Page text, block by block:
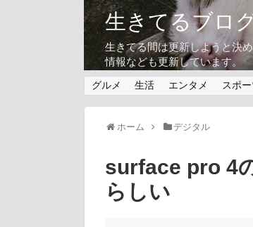
生きてるブロ
生きてる間は更新しようと決
情報なども更新しています。
グルメ 生活 エンタメ スポ
ホーム デジタル
surface pro 4
らしい